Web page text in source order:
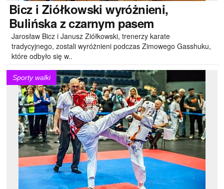
Biczi Ziółkowski wyróżnieni,
Bulińska z czarnym pasem
Jarosław Bicz i Janusz Ziółkowski, trenerzy karate
tradycyjnego, zostali wyróżnieni podczas Zimowego Gasshuku,
które odbyło się w..
Sporty walki